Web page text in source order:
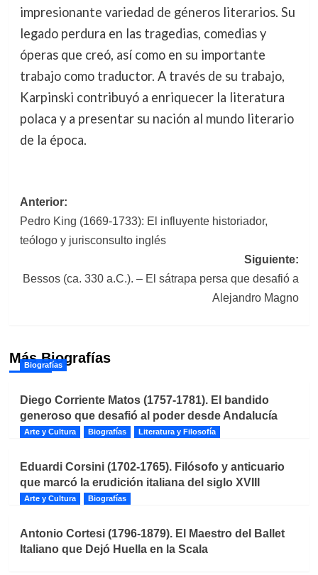
impresionante variedad de géneros literarios. Su
legado perdura en las tragedias, comedias y
óperas que creó, así como en su importante
trabajo como traductor. A través de su trabajo,
Karpinski contribuyó a enriquecer la literatura
polaca y a presentar su nación al mundo literario
de la época.
Navegación
de
entradas
Anterior:
Pedro King (1669-1733): El influyente historiador,
teólogo y jurisconsulto inglés
Siguiente:
Bessos (ca. 330 a.C.). – El sátrapa persa que desafió a
Alejandro Magno
Más Biografías
Biografías
Diego Corriente Matos (1757-1781). El bandido
generoso que desafió al poder desde Andalucía
Arte y Cultura Biografías Literatura y Filosofía
Eduardi Corsini (1702-1765). Filósofo y anticuario
que marcó la erudición italiana del siglo XVIII
Arte y Cultura Biografías
Antonio Cortesi (1796-1879). El Maestro del Ballet
Italiano que Dejó Huella en la Scala